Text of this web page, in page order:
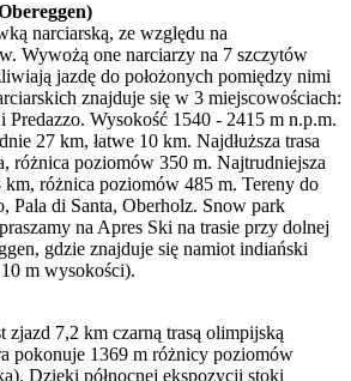
narciarską, ze względu na
Wywożą one narciarzy na 7 szczytów
jazdę do położonych pomiędzy nimi
znajduje się w 3 miejscowościach:
Predazzo. Wysokość 1540 - 2415 m n.p.m.
27 km, łatwe 10 km. Najdłuższa trasa
różnica poziomów 350 m. Najtrudniejsza
km, różnica poziomów 485 m. Tereny do
Pala di Santa, Oberholz. Snow park
na Apres Ski na trasie przy dolnej
gdzie znajduje się namiot indiański
m wysokości).
zjazd 7,2 km czarną trasą olimpijską
pokonuje 1369 m różnicy poziomów
Dzięki północnej ekspozycji stoki